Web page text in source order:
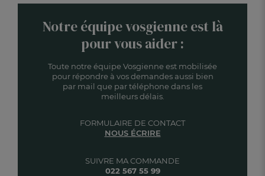
Notre équipe vosgienne est là
pour vous aider :
Toute notre équipe Vosgienne est mobilisée
pour répondre à vos demandes aussi bien
par mail que par téléphone dans les
meilleurs délais.
SUIVRE MA COMMANDE
022 567 55 99
FORMULAIRE DE CONTACT
NOUS ÉCRIRE